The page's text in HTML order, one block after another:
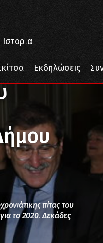
Ιστορία
Εκδηλώσεις
πίτας του Δήμου Πατρέων
πίτας του
το 2020. Δεκάδες